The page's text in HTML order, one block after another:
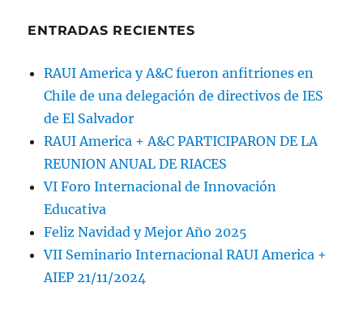
ENTRADAS RECIENTES
RAUI America y A&C fueron anfitriones en
Chile de una delegación de directivos de IES
de El Salvador
RAUI America + A&C PARTICIPARON DE LA
REUNION ANUAL DE RIACES
VI Foro Internacional de Innovación
Educativa
Feliz Navidad y Mejor Año 2025
VII Seminario Internacional RAUI America +
AIEP 21/11/2024